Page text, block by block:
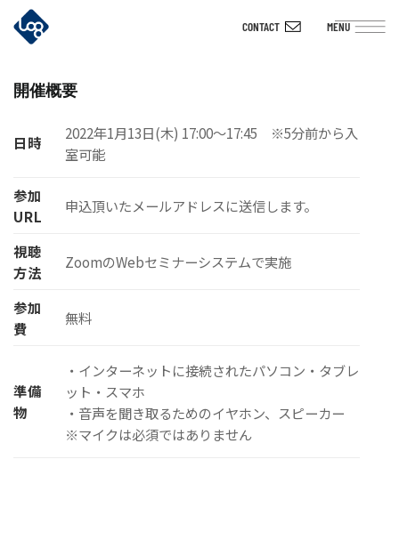
Skip
CONTACT MENU
開催概要
日時
2022年1月13日(木) 17:00〜17:45 ※5分前から入
室可能
参加
URL
申込頂いたメールアドレスに送信します。
視聴
方法
ZoomのWebセミナーシステムで実施
参加
費
無料
準備
物
・インターネットに接続されたパソコン・タブレ
ット・スマホ
・音声を聞き取るためのイヤホン、スピーカー
※マイクは必須ではありません